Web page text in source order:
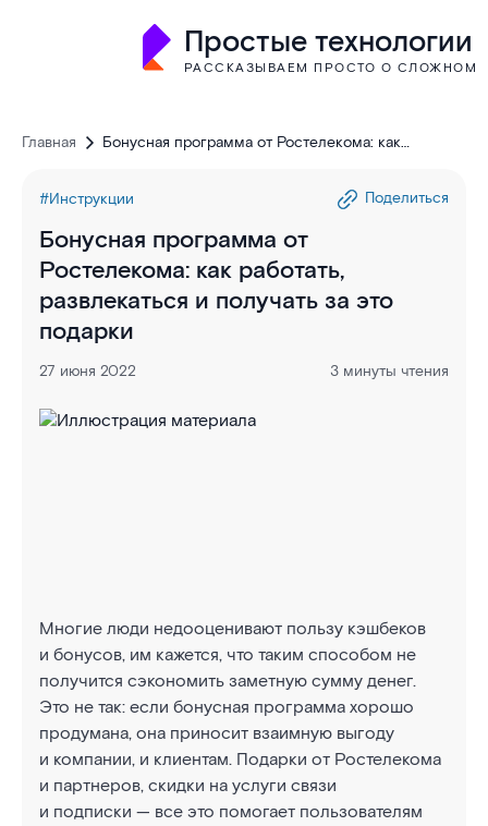
Простые технологии
РАССКАЗЫВАЕМ ПРОСТО О СЛОЖНОМ
Главная
Бонусная программа от Ростелекома: как
#Инструкции
Поделиться
Бонусная программа от
Ростелекома: как работать,
развлекаться и получать за это
подарки
27 июня 2022 3 минуты чтения
Многие люди недооценивают пользу кэшбеков
и бонусов, им кажется, что таким способом не
получится сэкономить заметную сумму денег.
Это не так: если бонусная программа хорошо
продумана, она приносит взаимную выгоду
и компании, и клиентам. Подарки от Ростелекома
и партнеров, скидки на услуги связи
и подписки — все это помогает пользователям